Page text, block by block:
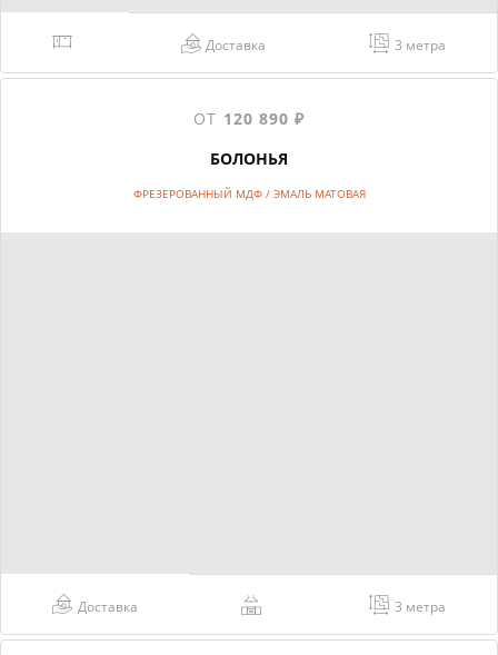
Доставка 3 метра
ОТ 120 890 ₽
БОЛОНЬЯ
ФРЕЗЕРОВАННЫЙ МДФ / ЭМАЛЬ МАТОВАЯ
Доставка 3 метра